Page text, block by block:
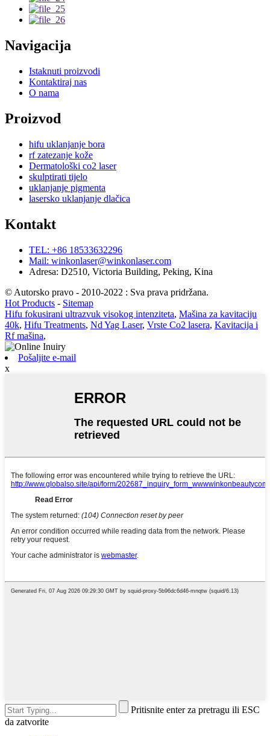
Navigacija
Istaknuti proizvodi
Kontaktiraj nas
O nama
Proizvod
hifu uklanjanje bora
rf zatezanje kože
Dermatološki co2 laser
skulptirati tijelo
uklanjanje pigmenta
lasersko uklanjanje dlačica
Kontakt
TEL: +86 18533632296
Mail: winkonlaser@winkonlaser.com
Adresa: D2510, Victoria Building, Peking, Kina
© Autorsko pravo - 2010-2022 : Sva prava pridržana.
Hot Products - Sitemap
Hifu fokusirani ultrazvuk visokog intenziteta, Mašina za kavitaciju
40k, Hifu Treatments, Nd Yag Laser, Vrste Co2 lasera, Kavitacija i
Rf mašina,
Pošaljite e-mail
x
Pritisnite enter za pretragu ili ESC
da zatvorite